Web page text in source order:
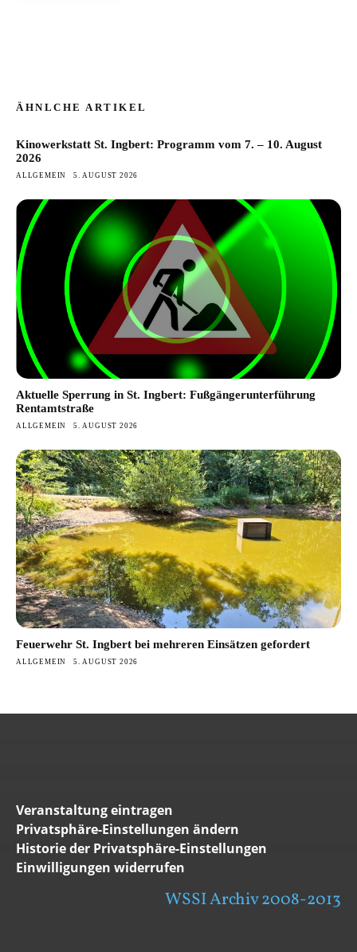
ÄHNLCHE ARTIKEL
Kinowerkstatt St. Ingbert: Programm vom 7. – 10. August
2026
ALLGEMEIN 5. AUGUST 2026
Aktuelle Sperrung in St. Ingbert: Fußgängerunterführung
Rentamtstraße
ALLGEMEIN 5. AUGUST 2026
Feuerwehr St. Ingbert bei mehreren Einsätzen gefordert
ALLGEMEIN 5. AUGUST 2026
Veranstaltung eintragen
Privatsphäre-Einstellungen ändern
Historie der Privatsphäre-Einstellungen
Einwilligungen widerrufen
WSSI Archiv 2008-2013